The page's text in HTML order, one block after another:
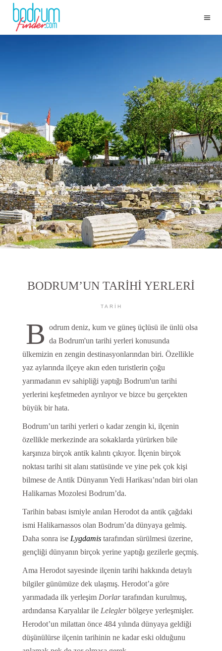
BODRUM’UN TARİHİ YERLERİ
TARIH
B odrum deniz, kum ve güneş üçlüsü ile ünlü olsa
da Bodrum'un tarihi yerleri konusunda
ülkemizin en zengin destinasyonlarından biri. Özellikle
yaz aylarında ilçeye akın eden turistlerin çoğu
yarımadanın ev sahipliği yaptığı Bodrum'un tarihi
yerlerini keşfetmeden ayrılıyor ve bizce bu gerçekten
büyük bir hata.
Bodrum’un tarihi yerleri o kadar zengin ki, ilçenin
özellikle merkezinde ara sokaklarda yürürken bile
karşınıza birçok antik kalıntı çıkıyor. İlçenin birçok
noktası tarihi sit alanı statüsünde ve yine pek çok kişi
bilmese de Antik Dünyanın Yedi Harikası’ndan biri olan
Halikarnas Mozolesi Bodrum’da.
Tarihin babası ismiyle anılan Herodot da antik çağdaki
ismi Halikarnassos olan Bodrum’da dünyaya gelmiş.
Daha sonra ise Lygdamis tarafından sürülmesi üzerine,
gençliği dünyanın birçok yerine yaptığı gezilerle geçmiş.
Ama Herodot sayesinde ilçenin tarihi hakkında detaylı
bilgiler günümüze dek ulaşmış. Herodot’a göre
yarımadada ilk yerleşim Dorlartarafından kurulmuş,
ardındansa Karyalılar ile Leleglerbölgeye yerleşmişler.
Herodot’un milattan önce 484 yılında dünyaya geldiği
düşünülürse ilçenin tarihinin ne kadar eski olduğunu